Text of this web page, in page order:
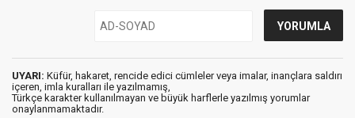
UYARI: Küfür, hakaret, rencide edici cümleler veya imalar, inançlara saldırı
içeren, imla kuralları ile yazılmamış,
Türkçe karakter kullanılmayan ve büyük harflerle yazılmış yorumlar
onaylanmamaktadır.